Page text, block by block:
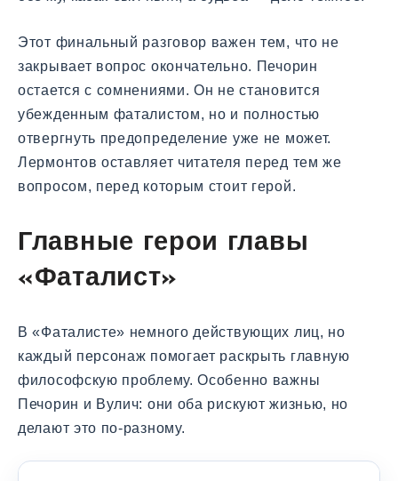
Этот финальный разговор важен тем, что не
закрывает вопрос окончательно. Печорин
остается с сомнениями. Он не становится
убежденным фаталистом, но и полностью
отвергнуть предопределение уже не может.
Лермонтов оставляет читателя перед тем же
вопросом, перед которым стоит герой.
Главные герои главы
«Фаталист»
В «Фаталисте» немного действующих лиц, но
каждый персонаж помогает раскрыть главную
философскую проблему. Особенно важны
Печорин и Вулич: они оба рискуют жизнью, но
делают это по-разному.